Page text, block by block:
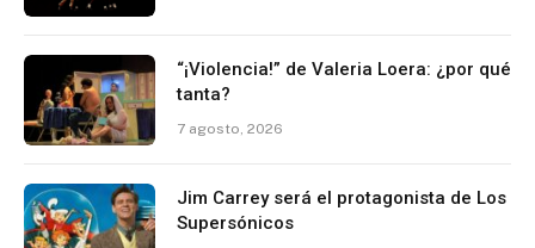
“¡Violencia!” de Valeria Loera: ¿por qué
tanta?
7 agosto, 2026
Jim Carrey será el protagonista de Los
Supersónicos